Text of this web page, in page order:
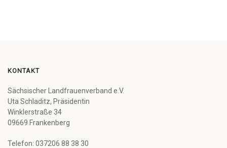
KONTAKT
Sächsischer Landfrauenverband e.V.
Uta Schladitz, Präsidentin
Winklerstraße 34
09669 Frankenberg
Telefon: 037206 88 38 30